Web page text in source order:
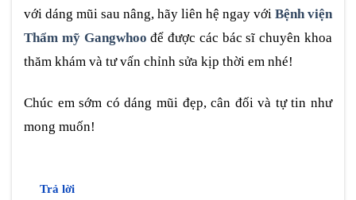
với dáng mũi sau nâng, hãy liên hệ ngay với Bệnh viện
Thẩm mỹ Gangwhoo để được các bác sĩ chuyên khoa
thăm khám và tư vấn chỉnh sửa kịp thời em nhé!
Chúc em sớm có dáng mũi đẹp, cân đối và tự tin như
mong muốn!
Trả lời